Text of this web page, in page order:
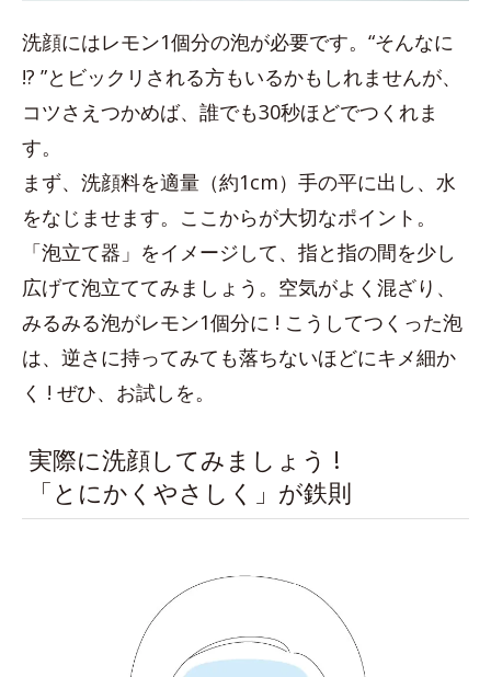
洗顔にはレモン1個分の泡が必要です。“そんなに
!? ”とビックリされる方もいるかもしれませんが、
コツさえつかめば、誰でも30秒ほどでつくれま
す。
まず、洗顔料を適量（約1cm）手の平に出し、水
をなじませます。ここからが大切なポイント。
「泡立て器」をイメージして、指と指の間を少し
広げて泡立ててみましょう。空気がよく混ざり、
みるみる泡がレモン1個分に ! こうしてつくった泡
は、逆さに持ってみても落ちないほどにキメ細か
く ! ぜひ、お試しを。
実際に洗顔してみましょう !
「とにかくやさしく」が鉄則